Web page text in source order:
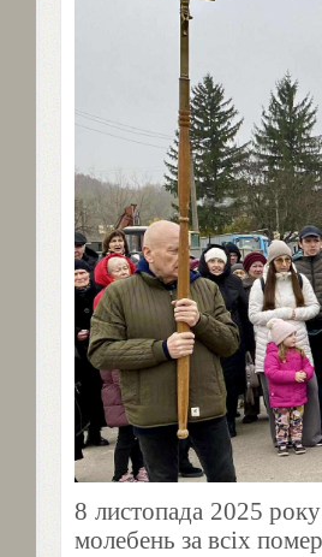
8 листопада 2025
молебень за всіх